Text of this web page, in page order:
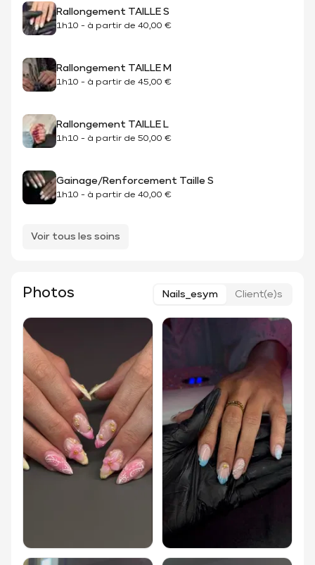
Rallongement TAILLE S
1h10 - à partir de 40,00 €
Rallongement TAILLE M
1h10 - à partir de 45,00 €
Rallongement TAILLE L
1h10 - à partir de 50,00 €
Gainage/Renforcement Taille S
1h10 - à partir de 40,00 €
Voir tous les soins
Photos Nails_esym Client(e)s